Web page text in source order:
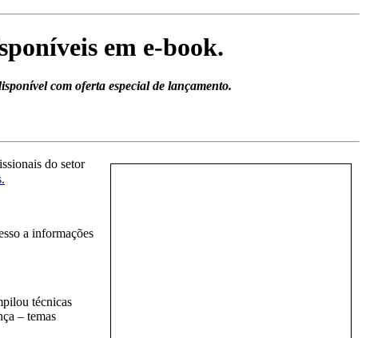
em e-book.
com oferta especial de lançamento.
do setor
a informações
técnicas
– temas